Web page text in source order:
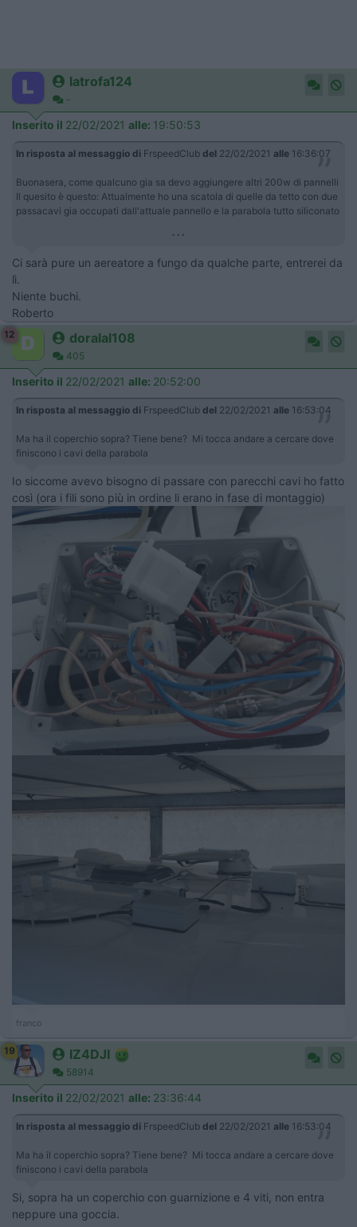
latrofa124
-
Inserito il 22/02/2021 alle: 19:50:53
In risposta al messaggio di FrspeedClub del 22/02/2021 alle 16:36:07
Buonasera, come qualcuno gia sa devo aggiungere altri 200w di pannelli
Il quesito è questo: Attualmente ho una scatola di quelle da tetto con due
passacavi gia occupati dall'attuale pannello e la parabola tutto siliconato
...
Ci sarà pure un aereatore a fungo da qualche parte, entrerei da
lì.
Niente buchi.
Roberto
12 doralal108
405
Inserito il 22/02/2021 alle: 20:52:00
In risposta al messaggio di FrspeedClub del 22/02/2021 alle 16:53:04
Ma ha il coperchio sopra? Tiene bene? Mi tocca andare a cercare dove
finiscono i cavi della parabola
Io siccome avevo bisogno di passare con parecchi cavi ho fatto
così (ora i fili sono più in ordine li erano in fase di montaggio)
franco
19 IZ4DJI
58914
Inserito il 22/02/2021 alle: 23:36:44
In risposta al messaggio di FrspeedClub del 22/02/2021 alle 16:53:04
Ma ha il coperchio sopra? Tiene bene? Mi tocca andare a cercare dove
finiscono i cavi della parabola
Si, sopra ha un coperchio con guarnizione e 4 viti, non entra
neppure una goccia.